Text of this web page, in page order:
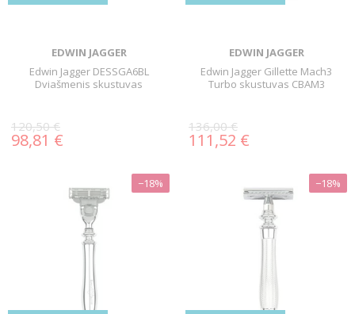
EDWIN JAGGER
Edwin Jagger DESSGA6BL
Dviašmenis skustuvas
120,50 €
98,81 €
EDWIN JAGGER
Edwin Jagger Gillette Mach3
Turbo skustuvas CBAM3
136,00 €
111,52 €
−18% −18%